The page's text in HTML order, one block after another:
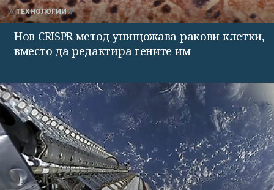
ТЕХНОЛОГИИ
Нов CRISPR метод унищожава ракови клетки,
вместо да редактира гените им